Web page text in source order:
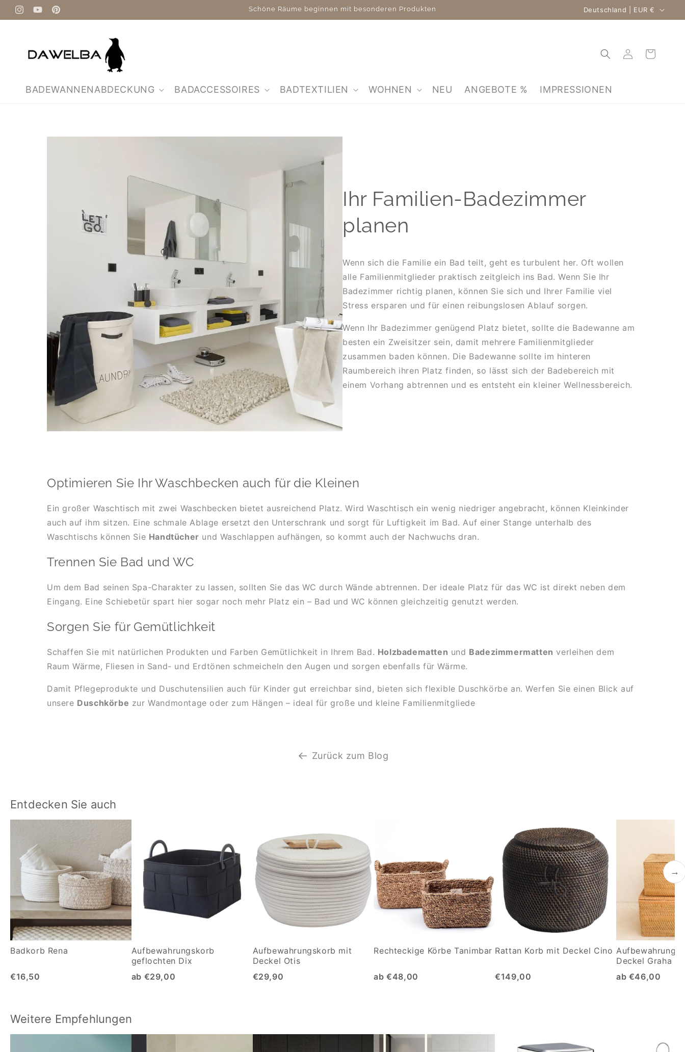
zum
Inhalt
InstagramYouTubePinterest
Schöne Räume beginnen mit besonderen Produkten Land/Region Deutschland | EUR €
BADEWANNENABDECKUNG BADACCESSOIRES BADTEXTILIEN WOHNEN NEU ANGEBOTE % IMPRESSIONEN
EinloggenWarenkorb
Ihr Familien-Badezimmer
planen
Wenn sich die Familie ein Bad teilt, geht es turbulent her. Oft wollen
alle Familienmitglieder praktisch zeitgleich ins Bad. Wenn Sie Ihr
Badezimmer richtig planen, können Sie sich und Ihrer Familie viel
Stress ersparen und für einen reibungslosen Ablauf sorgen.
Wenn Ihr Badezimmer genügend Platz bietet, sollte die Badewanne am
besten ein Zweisitzer sein, damit mehrere Familienmitglieder
zusammen baden können. Die Badewanne sollte im hinteren
Raumbereich ihren Platz finden, so lässt sich der Badebereich mit
einem Vorhang abtrennen und es entsteht ein kleiner Wellnessbereich.
Optimieren Sie Ihr Waschbecken auch für die Kleinen
Ein großer Waschtisch mit zwei Waschbecken bietet ausreichend Platz. Wird Waschtisch ein wenig niedriger angebracht, können Kleinkinder
auch auf ihm sitzen. Eine schmale Ablage ersetzt den Unterschrank und sorgt für Luftigkeit im Bad. Auf einer Stange unterhalb des
Waschtischs können Sie Handtücher und Waschlappen aufhängen, so kommt auch der Nachwuchs dran.
Trennen Sie Bad und WC
Um dem Bad seinen Spa-Charakter zu lassen, sollten Sie das WC durch Wände abtrennen. Der ideale Platz für das WC ist direkt neben dem
Eingang. Eine Schiebetür spart hier sogar noch mehr Platz ein – Bad und WC können gleichzeitig genutzt werden.
Sorgen Sie für Gemütlichkeit
Schaffen Sie mit natürlichen Produkten und Farben Gemütlichkeit in Ihrem Bad. Holzbadematten und Badezimmermatten verleihen dem
Raum Wärme, Fliesen in Sand- und Erdtönen schmeicheln den Augen und sorgen ebenfalls für Wärme.
Damit Pflegeprodukte und Duschutensilien auch für Kinder gut erreichbar sind, bieten sich flexible Duschkörbe an. Werfen Sie einen Blick auf
unsere Duschkörbe zur Wandmontage oder zum Hängen – ideal für große und kleine Familienmitgliede
Zurück zum Blog
Entdecken Sie auch
Badkorb Rena
€16,50
Aufbewahrungskorb
geflochten Dix
ab €29,00
Aufbewahrungskorb mit
Deckel Otis
€29,90
Rechteckige Körbe Tanimbar
ab €48,00
Rattan Korb mit Deckel Cino
€149,00
Deckel Graha
ab €46,00
→
Weitere Empfehlungen